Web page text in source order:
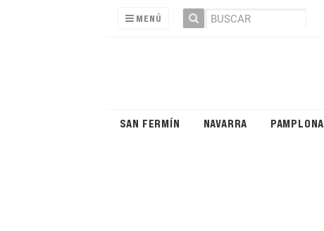
MENÚ
SAN FERMÍN NAVARRA PAMPLONA